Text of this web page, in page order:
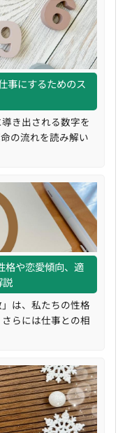
事にするためのス
き出される数字を
の流れを読み解い
格や恋愛傾向、適
説
は、私たちの性格
らには仕事との相